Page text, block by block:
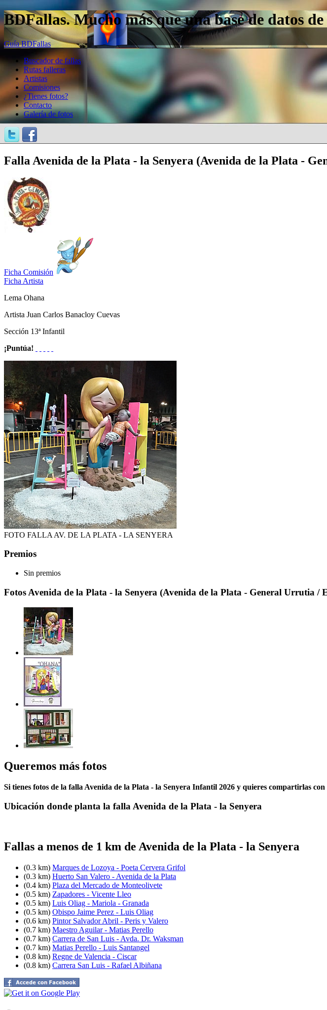
BDFallas. Mucho más que una base de datos
Guía BDFallas
Buscador de fallas
Rutas falleras
Artistas
Comisiones
¿Tienes fotos?
Contacto
Galería de fotos
Falla Avenida de la Plata - la Senyera (Avenida de la Plata -
Ficha Comisión
Ficha Artista
Lema Ohana
Artista Juan Carlos Banacloy Cuevas
Sección 13ª Infantil
¡Puntúa!
FOTO FALLA AV. DE LA PLATA - LA SENYERA
Premios
Sin premios
Fotos Avenida de la Plata - la Senyera (Avenida de la Plata - General Urrutia /
Queremos más fotos
Si tienes fotos de la falla Avenida de la Plata - la Senyera Infantil 2026 y quieres compartirlas con
Ubicación donde planta la falla Avenida de la Plata - la Senyera
Fallas a menos de 1 km de Avenida de la Plata - la Senyera
(0.3 km) Marques de Lozoya - Poeta Cervera Grifol
(0.3 km) Huerto San Valero - Avenida de la Plata
(0.4 km) Plaza del Mercado de Monteolivete
(0.5 km) Zapadores - Vicente Lleo
(0.5 km) Luis Oliag - Mariola - Granada
(0.5 km) Obispo Jaime Perez - Luis Oliag
(0.6 km) Pintor Salvador Abril - Peris y Valero
(0.7 km) Maestro Aguilar - Matias Perello
(0.7 km) Carrera de San Luis - Avda. Dr. Waksman
(0.7 km) Matias Perello - Luis Santangel
(0.8 km) Regne de Valencia - Ciscar
(0.8 km) Carrera San Luis - Rafael Albiñana